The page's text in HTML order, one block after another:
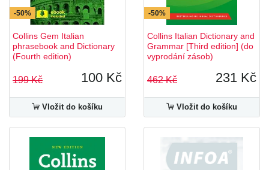
-50%
Collins Gem Italian
phrasebook and Dictionary
(Fourth edition)
199 Kč 100 Kč
Vložit do košíku
-50%
Collins Italian Dictionary and
Grammar [Third edition] (do
vyprodání zásob)
462 Kč 231 Kč
Vložit do košíku